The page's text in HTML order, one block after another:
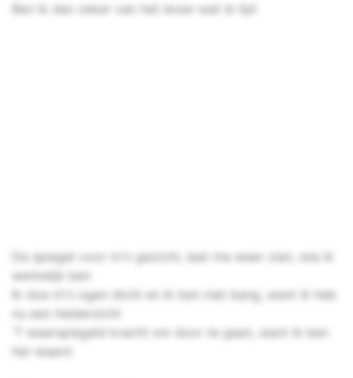
Ben ik dan zeker van het leven wat ik lijd
De spiegel voor m'n gezicht, laat me weer zien, wie ik
werkelijk ben
Ik doe m'n ogen dicht en ik ben niet bang, want ik heb
nu een helderzicht
'T weerspiegeld kracht om door te gaan, want ik ben
het waard